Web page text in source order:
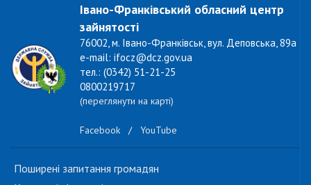
Івано-Франківський обласний центр
зайнятості
76002, м. Івано-Франківськ, вул. Деповська, 89а
e-mail: ifocz@dcz.gov.ua
тел.: (0342) 51-21-25
0800219717
(переглянути на карті)
Facebook / YouTube
Поширені запитання громадян